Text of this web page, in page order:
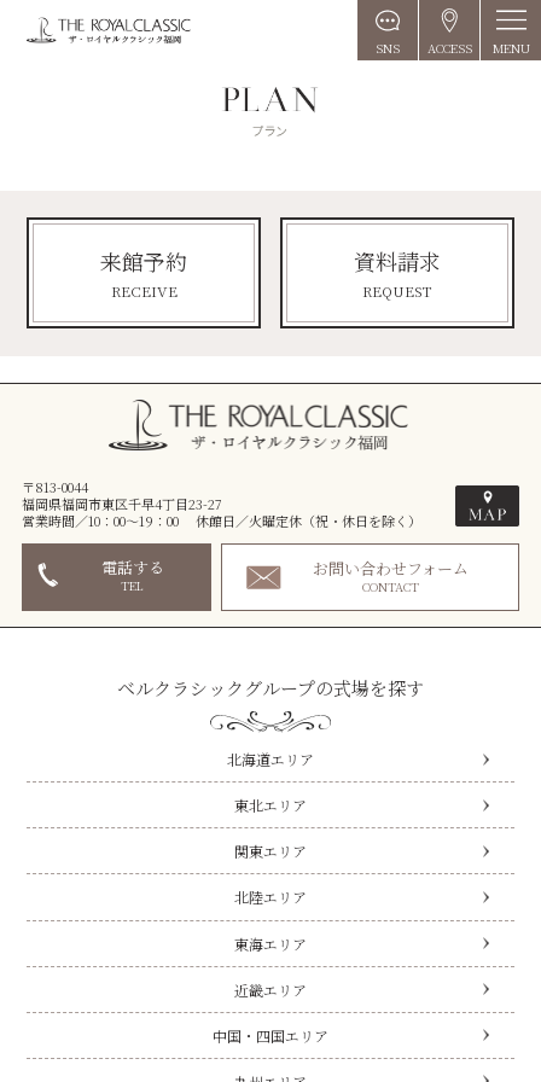
SNS ACCESS MENU
来館予約
RECEIVE
資料請求
REQUEST
〒813-0044
福岡県福岡市東区千早4丁目23-27
営業時間／10：00～19：00 休館日／火曜定休（祝・休日を除く）
電話する
TEL
お問い合わせフォーム
CONTACT
ベルクラシックグループの式場を探す
北海道エリア
東北エリア
関東エリア
北陸エリア
東海エリア
近畿エリア
中国・四国エリア